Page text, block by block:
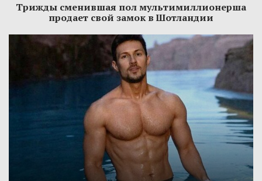
Трижды сменившая пол мультимиллионерша
продает свой замок в Шотландии